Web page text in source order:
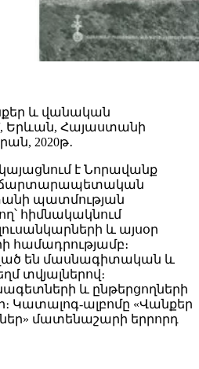
և վանական
, Երևան, Հայաստանի
2020թ․
է Նորավանք
ճարտարապետական
պատմության
հիմնակակնում
և այսօր
համադրությամբ։
են մասնագիտական և
տվյալներով։
և ընթերցողների
Կատալոգ-ալբոմը «Վանքեր
մատենաշարի երրորդ